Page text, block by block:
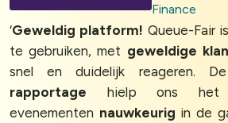
Finance
‘Geweldig platform! Queue-Fair is
te gebruiken, met geweldige
snel en duidelijk reageren.
rapportage hielp ons het
evenementen nauwkeurig in de